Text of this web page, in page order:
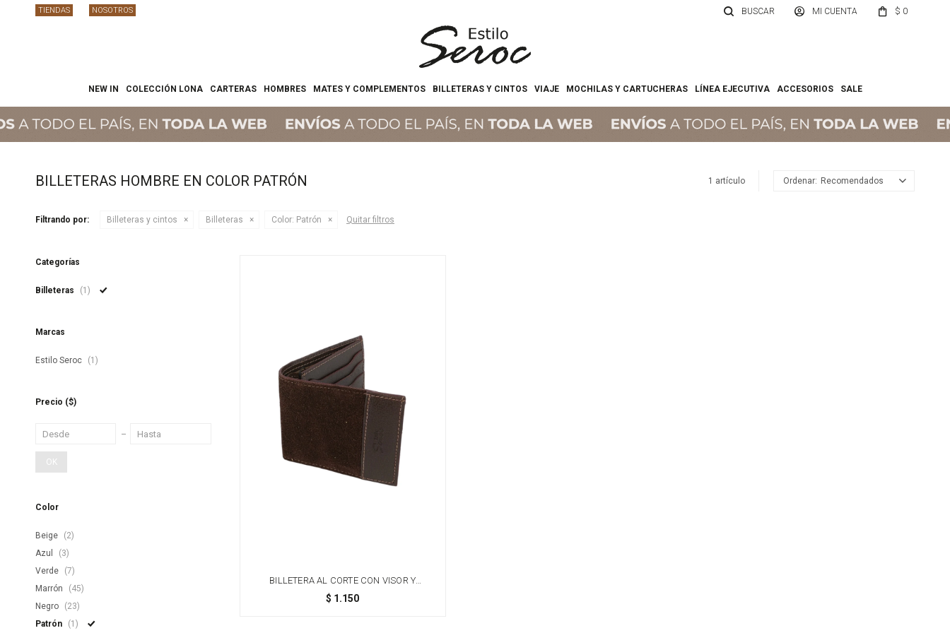
NEW IN COLECCIÓN LONA CARTERAS HOMBRES MATES Y COMPLEMENTOS BILLETERAS Y CINTOS VIAJE MOCHILAS Y CARTUCHERAS LÍNEA EJECUTIVA ACCESORIOS SALE
$ 0
TIENDAS NOSOTROS
BILLETERAS HOMBRE EN COLOR PATRÓN 1 artículo Recomendados
Filtrando por: Billeteras y cintos Billeteras Color: Patrón Quitar filtros
BILLETERA AL CORTE CON VISOR Y
TARJETERO - CHOCOLATE
$ 1.150
Categorías
Billeteras (1)
Marcas
Estilo Seroc (1)
Precio ($)
OK
Color
Beige
(2)
Azul
(3)
Verde
(7)
Marrón
(45)
Negro
(23)
Patrón
(1)